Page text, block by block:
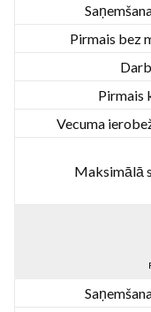
Pirmais bez
Pirmais
Vecuma
Maksimālā